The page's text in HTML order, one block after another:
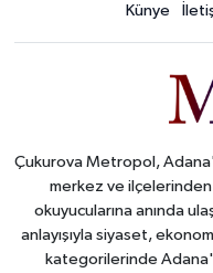
Künye
Çukurova Metropol,
merkez ve
okuyucularına anında
anlayışıyla siyaset,
kategorilerinde